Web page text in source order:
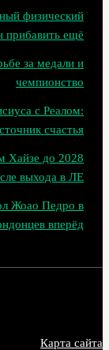
физический
прибавить ещё
за медали и
чемпионство
с Реалом:
счастья
Хайзе до 2028
выхода в ЛЕ
Жоао Педро в
вперёд
Карта сайта